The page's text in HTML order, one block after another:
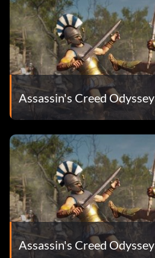
Assassin's Creed
Assassin's Creed Odyssey